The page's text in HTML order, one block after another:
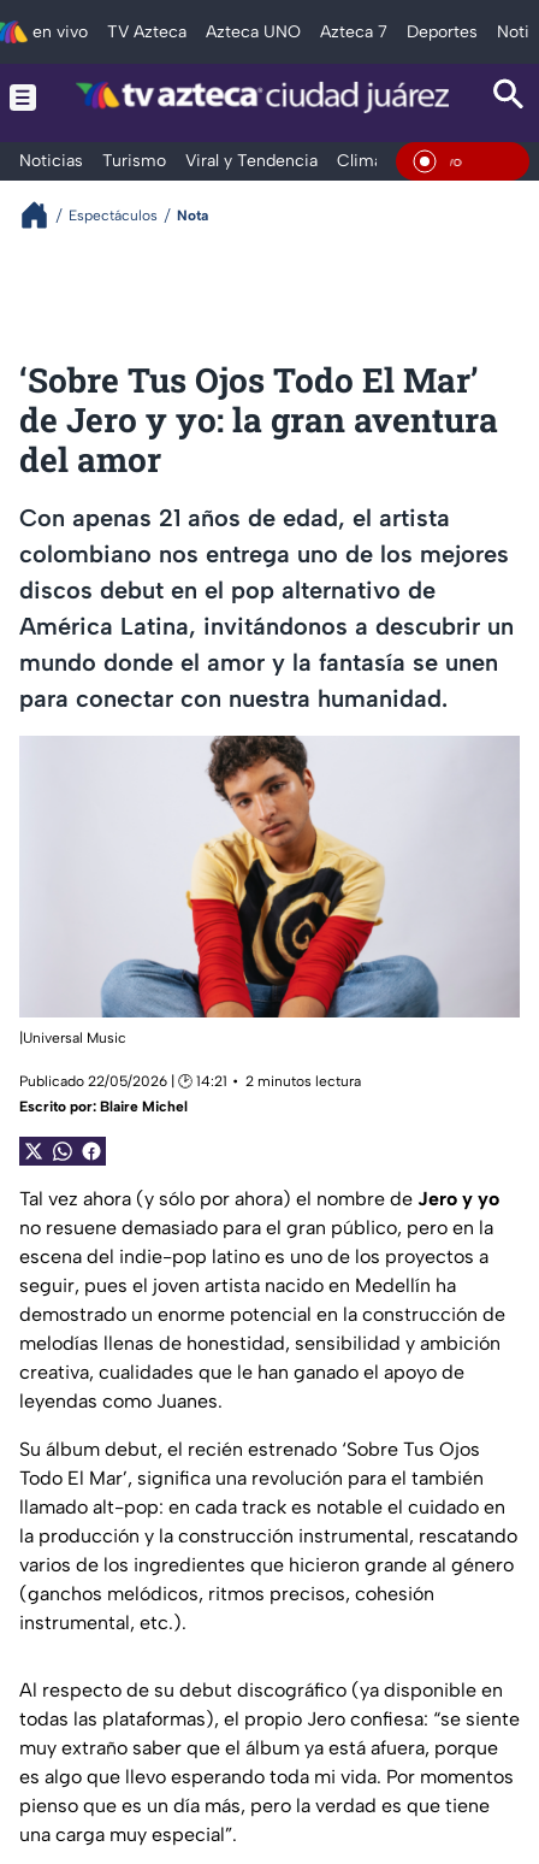
en vivo TV Azteca Azteca UNO Azteca 7 Deportes
Noticias Turismo Viral y Tendencia Clima Deportes En Vivo
Espectáculos Nota
‘Sobre Tus Ojos Todo El Mar’
de Jero y yo: la gran aventura
del amor
Con apenas 21 años de edad, el artista
colombiano nos entrega uno de los mejores
discos debut en el pop alternativo de
América Latina, invitándonos a descubrir un
mundo donde el amor y la fantasía se unen
para conectar con nuestra humanidad.
|Universal Music
Publicado 22/05/2026 | 🕑 14:21
2 minutos lectura
Escrito por: Blaire Michel
Tal vez ahora (y sólo por ahora) el nombre de Jero y yo
no resuene demasiado para el gran público, pero en la
escena del indie-pop latino es uno de los proyectos a
seguir, pues el joven artista nacido en Medellín ha
demostrado un enorme potencial en la construcción de
melodías llenas de honestidad, sensibilidad y ambición
creativa, cualidades que le han ganado el apoyo de
leyendas como Juanes.
Su álbum debut, el recién estrenado ‘Sobre Tus Ojos
Todo El Mar’, significa una revolución para el también
llamado alt-pop: en cada track es notable el cuidado en
la producción y la construcción instrumental, rescatando
varios de los ingredientes que hicieron grande al género
(ganchos melódicos, ritmos precisos, cohesión
instrumental, etc.).
Al respecto de su debut discográfico (ya disponible en
todas las plataformas), el propio Jero confiesa: “se siente
muy extraño saber que el álbum ya está afuera, porque
es algo que llevo esperando toda mi vida. Por momentos
pienso que es un día más, pero la verdad es que tiene
una carga muy especial”.